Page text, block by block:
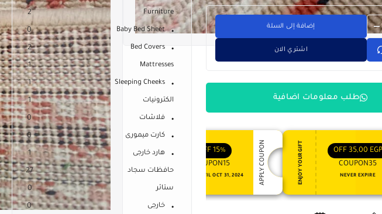
إضافة إلى السلة
اشتري الان
طلب معلومات اضافية
ENJOY YOUR GIFT 35,00 EGP
OFF
COUPON35
NEVER EXPIRE
ENJOY YOUR GIFT 15%
OFF
COUPON15
VALID UNTIL OCT 31, 2024 APPLY COUPON
ENJOY YOUR GIFT 10%
OFF
COUPON10
NEVER EXPIRE
Furniture
2
Baby Bed Sheet
0
Bed Covers
2
Mattresses
1
Sleeping Cheeks
1
الكترونيات 1
فلاشات 0
كارت ميمورى 0
هارد خارجى 1
حافظات سجاد 27
ستائر 0
خارجى 0